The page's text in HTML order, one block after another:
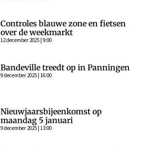
Controles blauwe zone en fietsen
over de weekmarkt
12 december 2025 | 9:00
Bandeville treedt op in Panningen
9 december 2025 | 16:00
Nieuwjaarsbijeenkomst op
maandag 5 januari
9 december 2025 | 13:00